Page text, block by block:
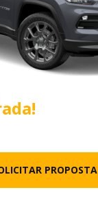
PROPOSTA